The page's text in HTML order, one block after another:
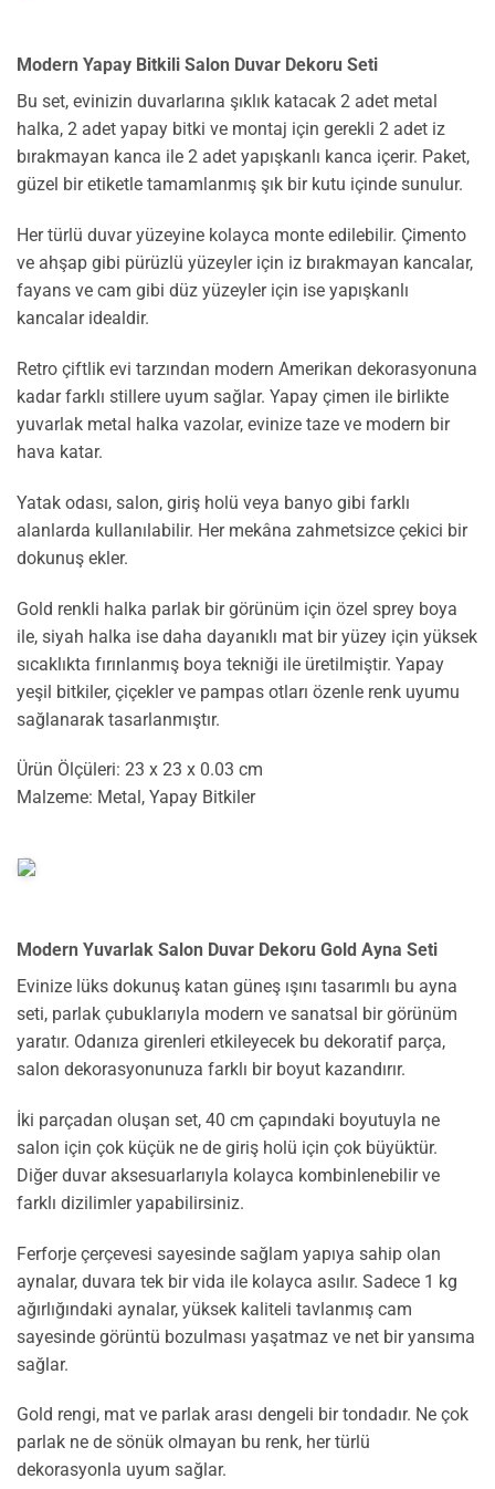
Modern Yapay Bitkili Salon Duvar Dekoru Seti
Bu set, evinizin duvarlarına şıklık katacak 2 adet metal
halka, 2 adet yapay bitki ve montaj için gerekli 2 adet iz
bırakmayan kanca ile 2 adet yapışkanlı kanca içerir. Paket,
güzel bir etiketle tamamlanmış şık bir kutu içinde sunulur.
Her türlü duvar yüzeyine kolayca monte edilebilir. Çimento
ve ahşap gibi pürüzlü yüzeyler için iz bırakmayan kancalar,
fayans ve cam gibi düz yüzeyler için ise yapışkanlı
kancalar idealdir.
Retro çiftlik evi tarzından modern Amerikan dekorasyonuna
kadar farklı stillere uyum sağlar. Yapay çimen ile birlikte
yuvarlak metal halka vazolar, evinize taze ve modern bir
hava katar.
Yatak odası, salon, giriş holü veya banyo gibi farklı
alanlarda kullanılabilir. Her mekâna zahmetsizce çekici bir
dokunuş ekler.
Gold renkli halka parlak bir görünüm için özel sprey boya
ile, siyah halka ise daha dayanıklı mat bir yüzey için yüksek
sıcaklıkta fırınlanmış boya tekniği ile üretilmiştir. Yapay
yeşil bitkiler, çiçekler ve pampas otları özenle renk uyumu
sağlanarak tasarlanmıştır.
Ürün Ölçüleri: 23 x 23 x 0.03 cm
Malzeme: Metal, Yapay Bitkiler
Modern Yuvarlak Salon Duvar Dekoru Gold Ayna Seti
Evinize lüks dokunuş katan güneş ışını tasarımlı bu ayna
seti, parlak çubuklarıyla modern ve sanatsal bir görünüm
yaratır. Odanıza girenleri etkileyecek bu dekoratif parça,
salon dekorasyonunuza farklı bir boyut kazandırır.
İki parçadan oluşan set, 40 cm çapındaki boyutuyla ne
salon için çok küçük ne de giriş holü için çok büyüktür.
Diğer duvar aksesuarlarıyla kolayca kombinlenebilir ve
farklı dizilimler yapabilirsiniz.
Ferforje çerçevesi sayesinde sağlam yapıya sahip olan
aynalar, duvara tek bir vida ile kolayca asılır. Sadece 1 kg
ağırlığındaki aynalar, yüksek kaliteli tavlanmış cam
sayesinde görüntü bozulması yaşatmaz ve net bir yansıma
sağlar.
Gold rengi, mat ve parlak arası dengeli bir tondadır. Ne çok
parlak ne de sönük olmayan bu renk, her türlü
dekorasyonla uyum sağlar.